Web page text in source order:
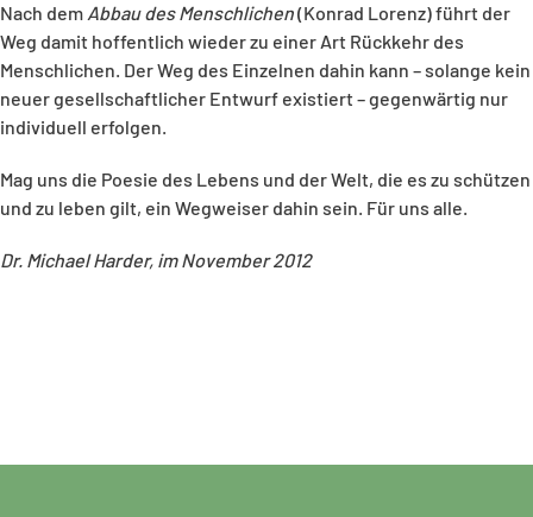
Nach dem Abbau des Menschlichen(Konrad Lorenz) führt der
Weg damit hoffentlich wieder zu einer Art Rückkehr des
Menschlichen. Der Weg des Einzelnen dahin kann – solange kein
neuer gesellschaftlicher Entwurf existiert – gegenwärtig nur
individuell erfolgen.
Mag uns die Poesie des Lebens und der Welt, die es zu schützen
und zu leben gilt, ein Wegweiser dahin sein. Für uns alle.
Dr. Michael Harder, im November 2012